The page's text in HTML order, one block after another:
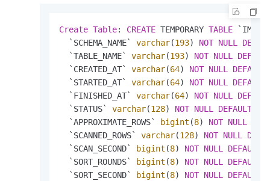
Create Table: CREATE TEMPORARY TABLE
  `SCHEMA_NAME`
varchar(193) NOT NULL
  `TABLE_NAME`
varchar(193) NOT NULL
  `CREATED_AT`
varchar(64) NOT NULL
DEFAULT
  `STARTED_AT`
varchar(64) NOT NULL
DEFAULT
  `FINISHED_AT`
varchar(64) NOT NULL
  `STATUS`
varchar(128) NOT NULL DEFAULT
  `APPROXIMATE_ROWS`
bigint (8) NOT NULL
  `SCANNED_ROWS`
varchar(128) NOT NULL
  `SCAN_SECOND`
bigint (8) NOT NULL DEFAULT
  `SORT_ROUNDS`
bigint (8) NOT NULL DEFAULT
  `SORT_SECOND`
bigint (8) NOT NULL DEFAULT